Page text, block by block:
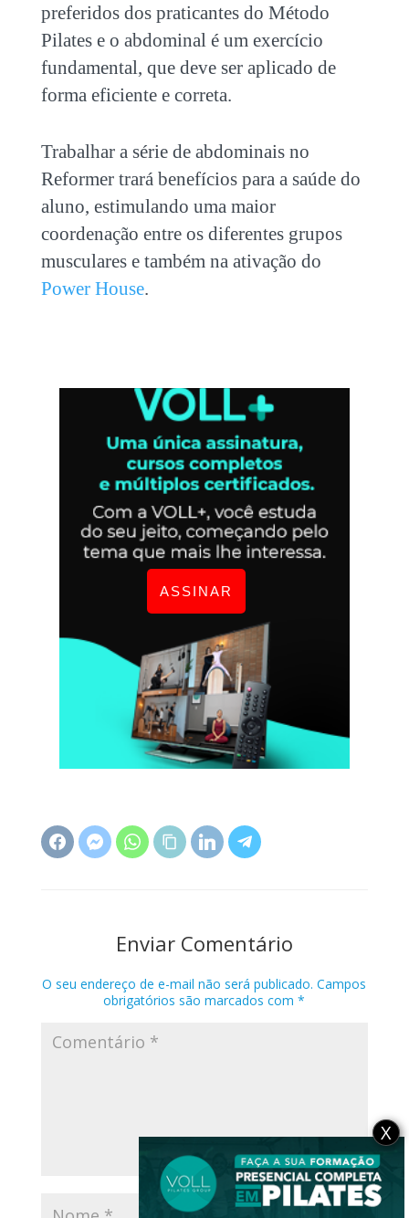
preferidos dos praticantes do Método
Pilates e o abdominal é um exercício
fundamental, que deve ser aplicado de
forma eficiente e correta.
Trabalhar a série de abdominais no
Reformertrará benefícios para a saúde do
aluno, estimulando uma maior
coordenação entre os diferentes grupos
musculares e também na ativação do
Power House.
ASSINAR
Enviar Comentário
O seu endereço de e-mail não será publicado. Campos
obrigatórios são marcados com*
X